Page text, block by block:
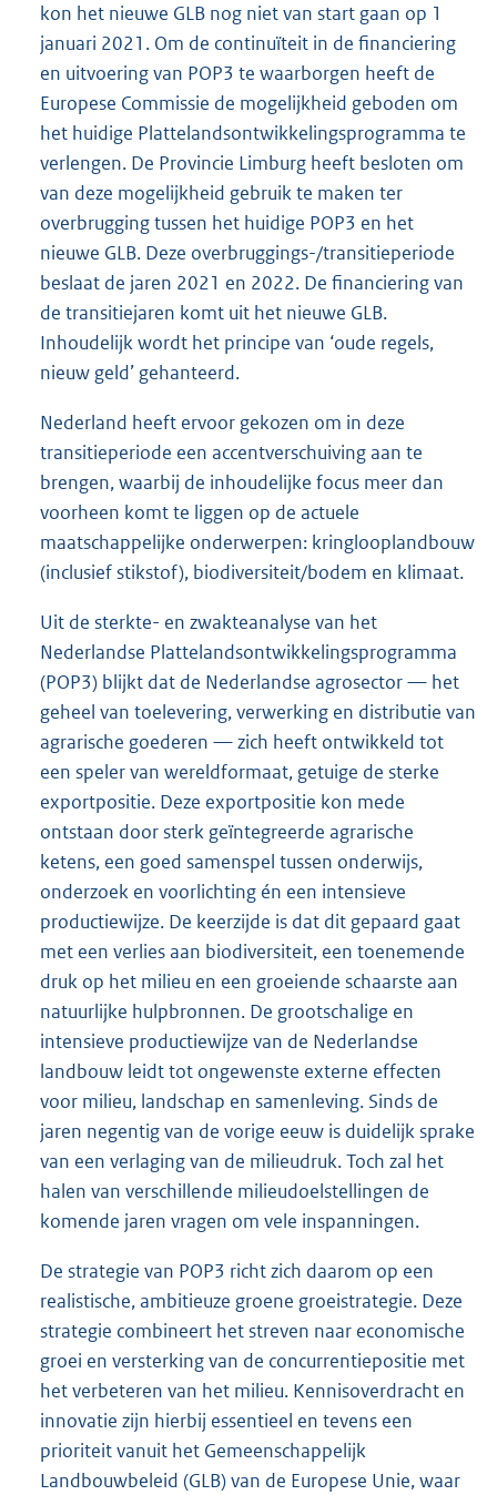
kon het nieuwe GLB nog niet van start gaan op 1
januari 2021. Om de continuïteit in de financiering
en uitvoering van POP3 te waarborgen heeft de
Europese Commissie de mogelijkheid geboden om
het huidige Plattelandsontwikkelingsprogramma te
verlengen. De Provincie Limburg heeft besloten om
van deze mogelijkheid gebruik te maken ter
overbrugging tussen het huidige POP3 en het
nieuwe GLB. Deze overbruggings-/transitieperiode
beslaat de jaren 2021 en 2022. De financiering van
de transitiejaren komt uit het nieuwe GLB.
Inhoudelijk wordt het principe van ‘oude regels,
nieuw geld’ gehanteerd.
Nederland heeft ervoor gekozen om in deze
transitieperiode een accentverschuiving aan te
brengen, waarbij de inhoudelijke focus meer dan
voorheen komt te liggen op de actuele
maatschappelijke onderwerpen: kringlooplandbouw
(inclusief stikstof), biodiversiteit/bodem en klimaat.
Uit de sterkte- en zwakteanalyse van het
Nederlandse Plattelandsontwikkelingsprogramma
(POP3) blijkt dat de Nederlandse agrosector — het
geheel van toelevering, verwerking en distributie van
agrarische goederen — zich heeft ontwikkeld tot
een speler van wereldformaat, getuige de sterke
exportpositie. Deze exportpositie kon mede
ontstaan door sterk geïntegreerde agrarische
ketens, een goed samenspel tussen onderwijs,
onderzoek en voorlichting én een intensieve
productiewijze. De keerzijde is dat dit gepaard gaat
met een verlies aan biodiversiteit, een toenemende
druk op het milieu en een groeiende schaarste aan
natuurlijke hulpbronnen. De grootschalige en
intensieve productiewijze van de Nederlandse
landbouw leidt tot ongewenste externe effecten
voor milieu, landschap en samenleving. Sinds de
jaren negentig van de vorige eeuw is duidelijk sprake
van een verlaging van de milieudruk. Toch zal het
halen van verschillende milieudoelstellingen de
komende jaren vragen om vele inspanningen.
De strategie van POP3 richt zich daarom op een
realistische, ambitieuze groene groeistrategie. Deze
strategie combineert het streven naar economische
groei en versterking van de concurrentiepositie met
het verbeteren van het milieu. Kennisoverdracht en
innovatie zijn hierbij essentieel en tevens een
prioriteit vanuit het Gemeenschappelijk
Landbouwbeleid (GLB) van de Europese Unie, waar